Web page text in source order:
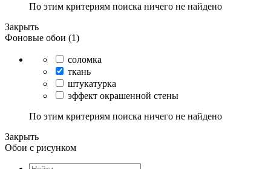
По этим критериям поиска ничего не найдено
Закрыть
Фоновые обои (1)
соломка
ткань
штукатурка
эффект окрашенной стены
По этим критериям поиска ничего не найдено
Закрыть
Обои с рисунком